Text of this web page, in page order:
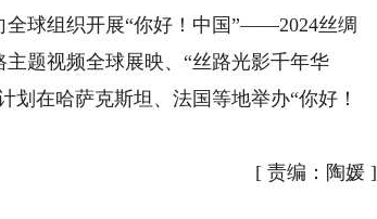
球组织开展“你好！中国”——2024丝绸
题视频全球展映、“丝路光影千年华
在哈萨克斯坦、法国等地举办“你好！
[ 责编：陶媛]